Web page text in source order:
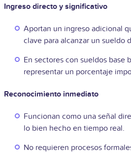
Ingreso directo y significativo
Aportan un ingreso adicional
clave para alcanzar un sueldo
En sectores con sueldos base
representar un porcentaje
Reconocimiento inmediato
Funcionan como una señal
lo bien hecho en tiempo real.
No requieren procesos